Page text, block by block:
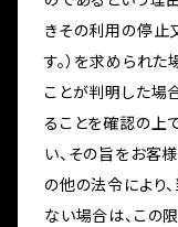
きその利用の停止
す。）を求められ
ことが判明した場
ることを確認の上
い、その旨をお客
の他の法令により
ない場合は、この